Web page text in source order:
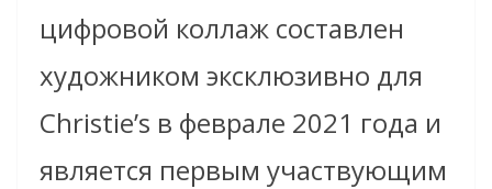
цифровой коллаж составлен
художником эксклюзивно для
Christie’s в феврале 2021 года и
является первым участвующим